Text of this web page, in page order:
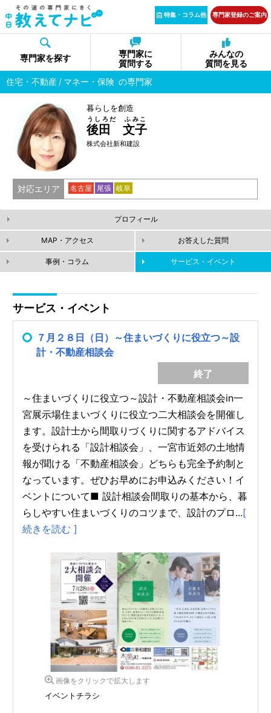
特集・コラム他 専門家登録のご案内
専門家を探す
専門家に
質問する
みんなの
質問を見る
住宅・不動産
マネー・保険 の専門家
暮らしを創造
後田 文子
うしろだ ふみこ
株式会社新和建設
対応エリア 名古屋 尾張 岐阜
プロフィール
MAP・アクセス お答えした質問
事例・コラム サービス・イベント
サービス・イベント
７月２８日（日）～住まいづくりに役立つ～設
計・不動産相談会
終了
～住まいづくりに役立つ～設計・不動産相談会in一
宮展示場住まいづくりに役立つ二大相談会を開催し
ます。設計士から間取りづくりに関するアドバイス
を受けられる「設計相談会」、一宮市近郊の土地情
報が聞ける「不動産相談会」どちらも完全予約制と
なっています。ぜひお早めにお申込みください！イ
ベントについて■ 設計相談会間取りの基本から、暮
らしやすい住まいづくりのコツまで、設計のプロ...[
続きを読む ]
画像をクリックで拡大します
イベントチラシ